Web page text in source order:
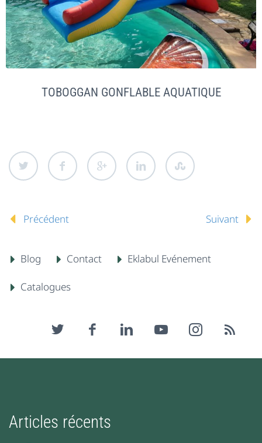
TOBOGGAN GONFLABLE AQUATIQUE
Précédent Suivant
Blog Contact Eklabul Evénement
Catalogues
Articles récents